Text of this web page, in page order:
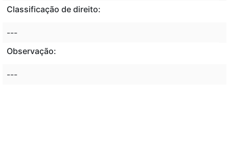
Classificação de direito:
---
Observação:
---